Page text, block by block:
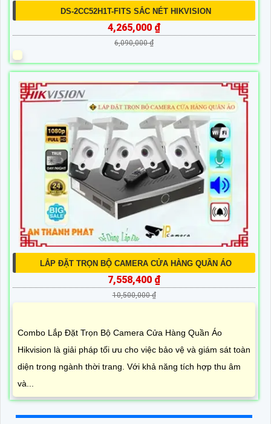
DS-2CC52H1T-FITS SẮC NÉT HIKVISION
4,265,000 ₫
6,090,000 ₫
LẮP ĐẶT TRỌN BỘ CAMERA CỬA HÀNG QUẦN ÁO
7,558,400 ₫
10,500,000 ₫
Combo Lắp Đặt Trọn Bộ Camera Cửa Hàng Quần Áo
Hikvision là giải pháp tối ưu cho việc bảo vệ và giám sát toàn
diện trong ngành thời trang. Với khả năng tích hợp thu âm
và...